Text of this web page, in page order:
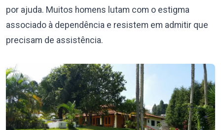
por ajuda. Muitos homens lutam com o estigma
associado à dependência e resistem em admitir que
precisam de assistência.